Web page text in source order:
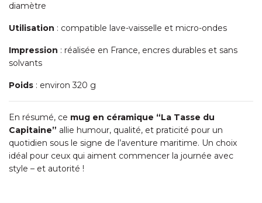
diamètre
Utilisation : compatible lave-vaisselle et micro-ondes
Impression : réalisée en France, encres durables et sans
solvants
Poids : environ 320 g
En résumé, ce mug en céramique “La Tasse du
Capitaine” allie humour, qualité, et praticité pour un
quotidien sous le signe de l’aventure maritime. Un choix
idéal pour ceux qui aiment commencer la journée avec
style – et autorité !